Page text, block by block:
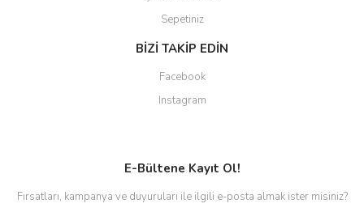
Sepetiniz
BİZİ TAKİP EDİN
Facebook
Instagram
E-Bültene Kayıt Ol!
Fırsatları, kampanya ve duyuruları ile ilgili e-posta almak ister misiniz?